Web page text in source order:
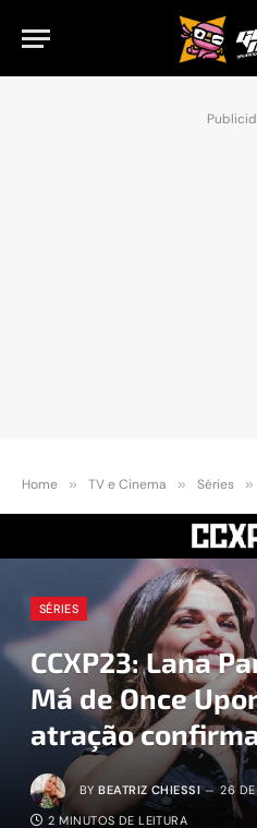
Home » TV e Cinema » Séries »
SÉRIES
CCXP23: Lana
Má de Once
atração
BY BEATRIZ CHIESSI 26
2 MINUTOS DE LEITURA